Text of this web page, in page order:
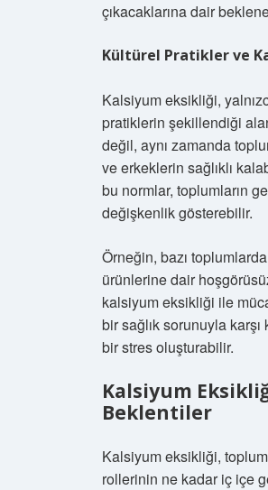
çıkacaklarına dair
Kültürel Pratikler ve
Kalsiyum eksikliği,
pratiklerin şekillendiği
değil, aynı zamanda
ve erkeklerin sağlıklı
bu normlar, toplumların
değişkenlik gösterebilir.
Örneğin, bazı
ürünlerine dair
kalsiyum eksikliği ile
bir sağlık sorunuyla
bir stres oluşturabilir.
Kalsiyum
Beklentiler
Kalsiyum eksikliği,
rollerinin ne kadar iç içe